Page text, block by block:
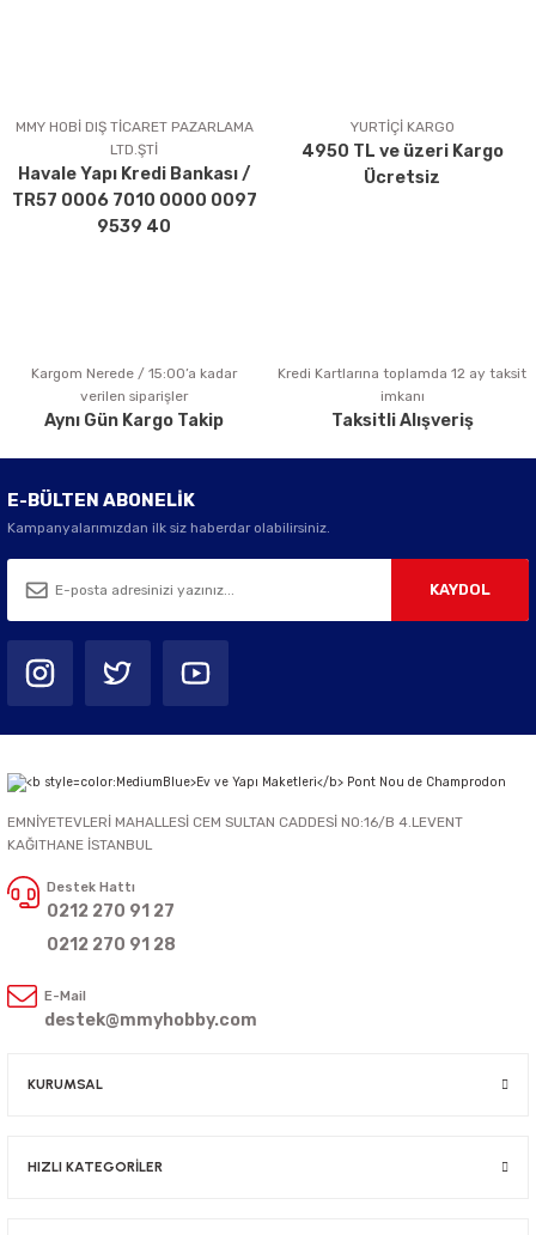
Ürün açıklamasında eksik bilgiler bulunuyor.
Ürün bilgilerinde hatalar bulunuyor.
Ürün fiyatı diğer sitelerden daha pahalı.
Bu ürüne benzer farklı alternatifler olmalı.
Gönder
MMY HOBİ DIŞ TİCARET PAZARLAMA
LTD.ŞTİ
Havale Yapı Kredi Bankası /
TR57 0006 7010 0000 0097
9539 40
YURTİÇİ KARGO
4950 TL ve üzeri Kargo
Ücretsiz
Kargom Nerede / 15:00’a kadar
verilen siparişler
Aynı Gün Kargo Takip
Kredi Kartlarına toplamda 12 ay taksit
imkanı
Taksitli Alışveriş
E-BÜLTEN ABONELİK
Kampanyalarımızdan ilk siz haberdar olabilirsiniz.
KAYDOL
EMNİYETEVLERİ MAHALLESİ CEM SULTAN CADDESİ NO:16/B 4.LEVENT
KAĞITHANE İSTANBUL
Destek Hattı
0212 270 91 27
0212 270 91 28
E-Mail
destek@mmyhobby.com
KURUMSAL
HIZLI KATEGORİLER